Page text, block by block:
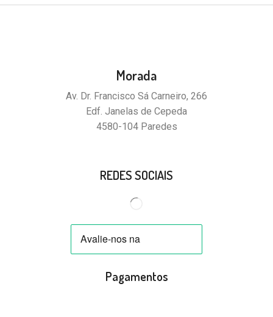
Morada
Av. Dr. Francisco Sá Carneiro, 266
Edf. Janelas de Cepeda
4580-104 Paredes
REDES SOCIAIS
Pagamentos